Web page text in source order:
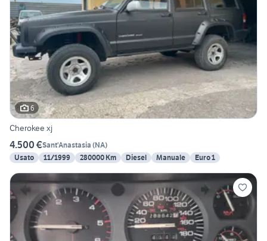
6
Cherokee xj
4.500 €Sant'Anastasia (NA)
Usato
11/1999 280000 Km Diesel Manuale Euro 1